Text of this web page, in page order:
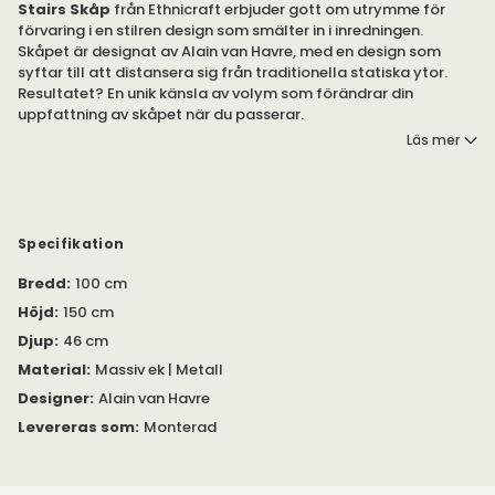
Stairs Skåp från Ethnicraft erbjuder gott om utrymme för
förvaring i en stilren design som smälter in i inredningen.
Skåpet är designat av Alain van Havre, med en design som
syftar till att distansera sig från traditionella statiska ytor.
Resultatet? En unik känsla av volym som förändrar din
uppfattning av skåpet när du passerar.
tryck-och-öppna, som döljer flera flyttbara hyllplan.
Skåpet är tillverkat av massiv ek i brunbetsad, lackad
ytbehandling. Benen är tillverkade av pulverlackerad metall.
Läs mer
Specifikation
Bredd: 100 cm
Höjd: 150 cm
Djup: 46 cm
Material: Massiv ek | Metall
Designer: Alain van Havre
Levereras som: Monterad